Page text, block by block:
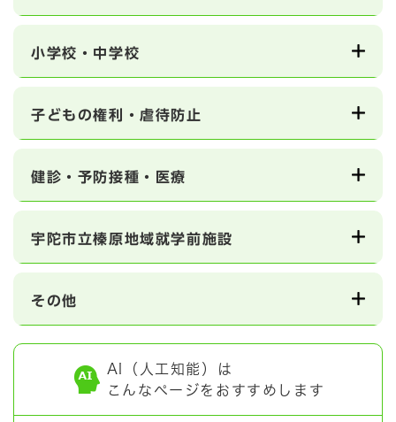
小学校・中学校
子どもの権利・虐待防止
健診・予防接種・医療
宇陀市立榛原地域就学前施設
その他
AI（人工知能）は
こんなページをおすすめします